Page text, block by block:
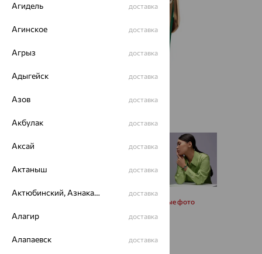
Запросить дополнительные фото
55 944 99 900₽
Агидель доставка
Агинское доставка
Агрыз доставка
Адыгейск доставка
Азов доставка
Акбулак доставка
Аксай доставка
Актаныш доставка
Актюбинский, Азнакаевский район доставка
Алагир доставка
Алапаевск доставка